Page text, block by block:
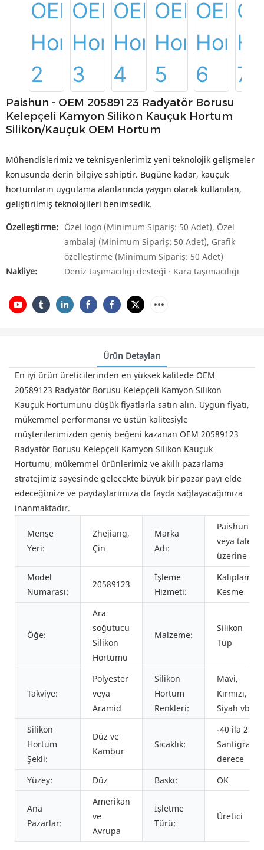
Paishun - OEM 20589123 Radyatör Borusu
Kelepçeli Kamyon Silikon Kauçuk Hortum
Silikon/Kauçuk OEM Hortum
Mühendislerimiz ve teknisyenlerimiz yeni teknolojik gelişmeler
konusunda derin bilgiye sahiptir. Bugüne kadar, kauçuk
hortumların uygulama alanlarında yaygın olarak kullanılan,
geliştirilmiş teknolojileri benimsedik.
Özelleştirme: Özel logo (Minimum Sipariş: 50 Adet), Özel
ambalaj (Minimum Sipariş: 50 Adet), Grafik
özelleştirme (Minimum Sipariş: 50 Adet)
Nakliye:
Deniz taşımacılığı desteği · Kara taşımacılığı
Ürün Detayları
En iyi ürün üreticilerinden en yüksek kalitede OEM
20589123 Radyatör Borusu Kelepçeli Kamyon Silikon
Kauçuk Hortumunu düşük fiyatlarla satın alın. Uygun fiyatı,
mükemmel performansı ve üstün kalitesiyle
müşterilerimizden geniş beğeni kazanan OEM 20589123
Radyatör Borusu Kelepçeli Kamyon Silikon Kauçuk
Hortumu, mükemmel ürünlerimiz ve akıllı pazarlama
stratejimiz sayesinde gelecekte büyük bir pazar payı elde
edeceğimize ve paydaşlarımıza da fayda sağlayacağımıza
inanmaktadır.
Menşe
Yeri:
Zhejiang,
Çin
Marka
Adı:
Paishun
veya talep
üzerine
Model
Numarası:
20589123
İşleme
Hizmeti:
Kalıplama,
Kesme
Öğe:
Ara
soğutucu
Silikon
Hortumu
Malzeme:
Silikon
Tüp
Takviye:
Polyester
veya
Aramid
Silikon
Hortum
Renkleri:
Mavi,
Kırmızı,
Siyah vb.
Silikon
Hortum
Şekli:
Düz ve
Kambur
Sıcaklık:
-40 ila 250
Santigrat
derece
Yüzey:
Düz Baskı: OK
Ana
Pazarlar:
Amerikan
ve
Avrupa
İşletme
Türü:
Üretici